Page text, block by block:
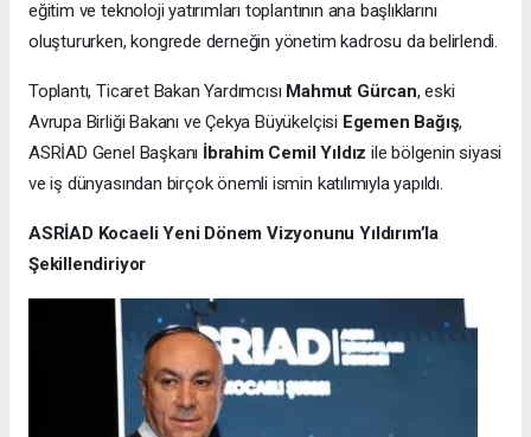
eğitim ve teknoloji yatırımları toplantının ana başlıklarını
oluştururken, kongrede derneğin yönetim kadrosu da belirlendi.
Toplantı, Ticaret Bakan Yardımcısı Mahmut Gürcan, eski
Avrupa Birliği Bakanı ve Çekya Büyükelçisi Egemen Bağış,
ASRİAD Genel Başkanı İbrahim Cemil Yıldız ile bölgenin siyasi
ve iş dünyasından birçok önemli ismin katılımıyla yapıldı.
ASRİAD Kocaeli Yeni Dönem Vizyonunu Yıldırım’la
Şekillendiriyor